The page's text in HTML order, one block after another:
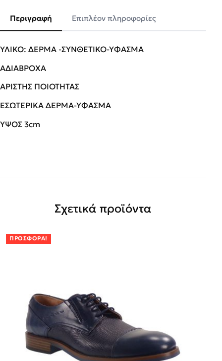
Περιγραφή Επιπλέον πληροφορίες
ΥΛΙΚΟ: ΔΕΡΜΑ -ΣΥΝΘΕΤΙΚΟ-ΥΦΑΣΜΑ
ΑΔΙΑΒΡΟΧΑ
ΑΡΙΣΤΗΣ ΠΟΙΟΤΗΤΑΣ
ΕΣΩΤΕΡΙΚΑ ΔΕΡΜΑ-ΥΦΑΣΜΑ
ΥΨΟΣ 3cm
Σχετικά προϊόντα
ΠΡΟΣΦΟΡΆ!